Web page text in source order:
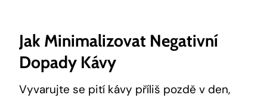
Jak Minimalizovat Negativní
⁣dopady Kávy
Vyvarujte se pití kávy příliš pozdě v den,